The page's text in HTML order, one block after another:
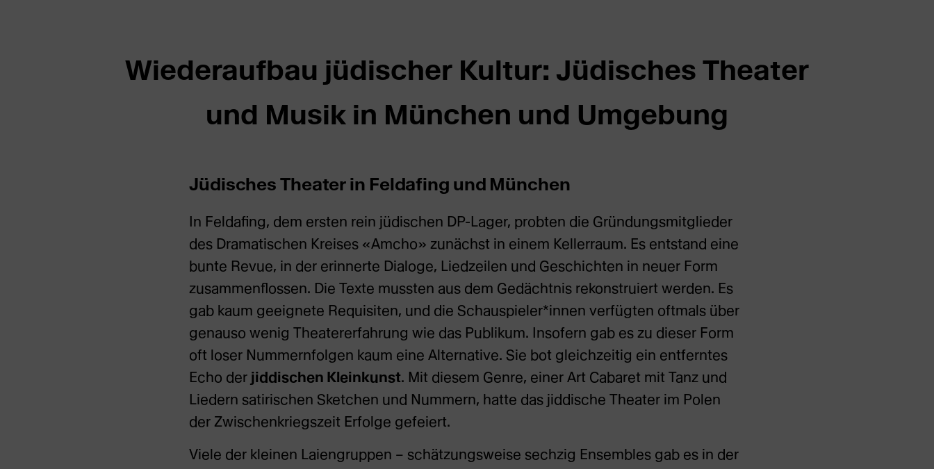
Wiederaufbau jüdischer Kultur: Jüdisches Theater
und Musik in München und Umgebung
Jüdisches Theater in Feldafing und München
In Feldafing, dem ersten rein jüdischen DP-Lager, probten die Gründungsmitglieder
des Dramatischen Kreises «Amcho» zunächst in einem Kellerraum. Es entstand eine
bunte Revue, in der erinnerte Dialoge, Liedzeilen und Geschichten in neuer Form
zusammenflossen. Die Texte mussten aus dem Gedächtnis rekonstruiert werden. Es
gab kaum geeignete Requisiten, und die Schauspieler*innen verfügten oftmals über
genauso wenig Theatererfahrung wie das Publikum. Insofern gab es zu dieser Form
oft loser Nummernfolgen kaum eine Alternative. Sie bot gleichzeitig ein entferntes
Echo der jiddischen Kleinkunst. Mit diesem Genre, einer Art Cabaret mit Tanz und
Liedern satirischen Sketchen und Nummern, hatte das jiddische Theater im Polen
der Zwischenkriegszeit Erfolge gefeiert.
Viele der kleinen Laiengruppen – schätzungsweise sechzig Ensembles gab es in der